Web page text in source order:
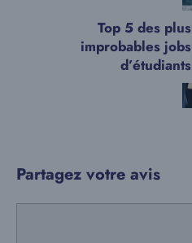
Top 5 des plus
improbables jobs
d’étudiants
Partagez votre avis